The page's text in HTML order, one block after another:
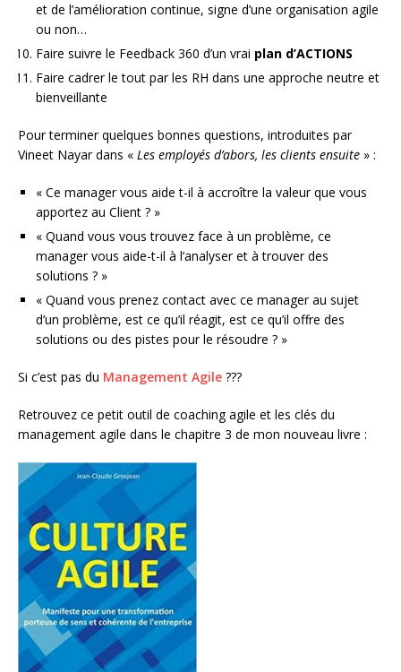
et de l’amélioration continue, signe d’une organisation agile
ou non…
Faire suivre le Feedback 360 d’un vrai plan d’ACTIONS
Faire cadrer le tout par les RH dans une approche neutre et
bienveillante
Pour terminer quelques bonnes questions, introduites par
Vineet Nayar dans « Les employés d’abors, les clients ensuite » :
« Ce manager vous aide t-il à accroître la valeur que vous
apportez au Client ? »
« Quand vous vous trouvez face à un problème, ce
manager vous aide-t-il à l’analyser et à trouver des
solutions ? »
« Quand vous prenez contact avec ce manager au sujet
d’un problème, est ce qu’il réagit, est ce qu’il offre des
solutions ou des pistes pour le résoudre ? »
Si c’est pas du Management Agile ???
Retrouvez ce petit outil de coaching agile et les clés du
management agile dans le chapitre 3 de mon nouveau livre :